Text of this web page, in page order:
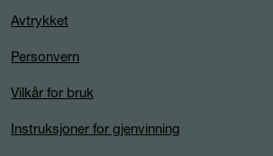
Avtrykket
Personvern
Vilkår for bruk
Instruksjoner for gjenvinning